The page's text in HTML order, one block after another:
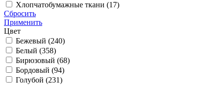
Хлопчатобумажные ткани (17)
Сбросить
Применить
Цвет
Бежевый (240)
Белый (358)
Бирюзовый (68)
Бордовый (94)
Голубой (231)